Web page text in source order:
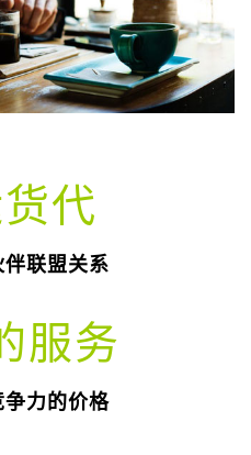
代
联盟关系
服务
争力的价格